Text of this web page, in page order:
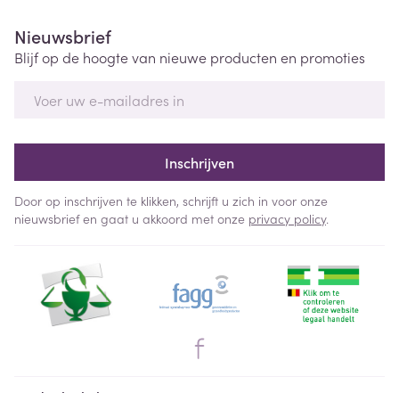
Nieuwsbrief
Blijf op de hoogte van nieuwe producten en promoties
Inschrijven
Door op inschrijven te klikken, schrijft u zich in voor onze
nieuwsbrief en gaat u akkoord met onze privacy policy.